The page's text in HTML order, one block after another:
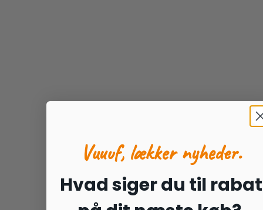
Vuuuf, lækker nyheder.
Hvad siger du til rabat